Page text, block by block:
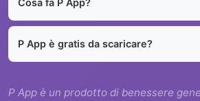
Cosa fa P App?
P App è gratis da scaricare?
P App è un prodotto di benessere